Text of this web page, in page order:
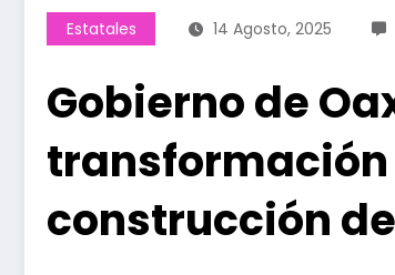
Estatales 14 Agosto, 2025
Gobierno de
transformación
construcción